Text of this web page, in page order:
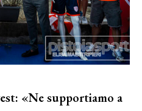
«Ne supportiamo a